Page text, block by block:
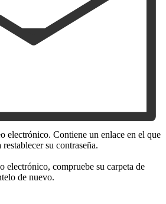
electrónico. Contiene un enlace en el que
su contraseña.
electrónico, compruebe su carpeta de
de nuevo.